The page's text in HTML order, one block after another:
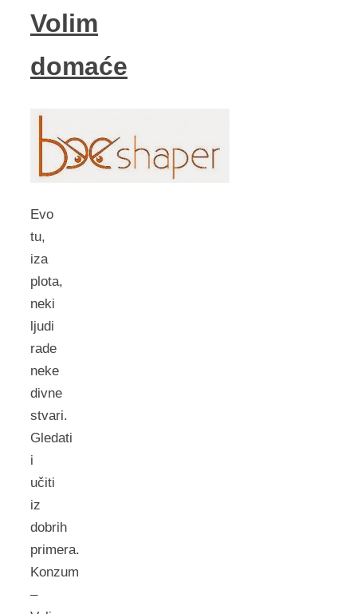
Volim
domaće
Evo
tu,
iza
plota,
neki
ljudi
rade
neke
divne
stvari.
Gledati
i
učiti
iz
dobrih
primera.
Konzum
–